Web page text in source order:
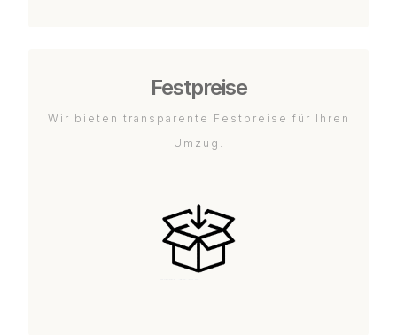
Festpreise
Wir bieten transparente Festpreise für Ihren
Umzug.